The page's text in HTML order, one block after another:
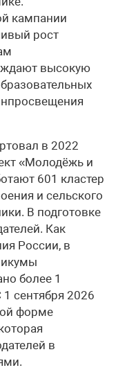
кампании
рост
высокую
в 2022
«Молодёжь и
601 кластер
и сельского
В подготовке
Как
России, в
более 1
сентября 2026
форме
в